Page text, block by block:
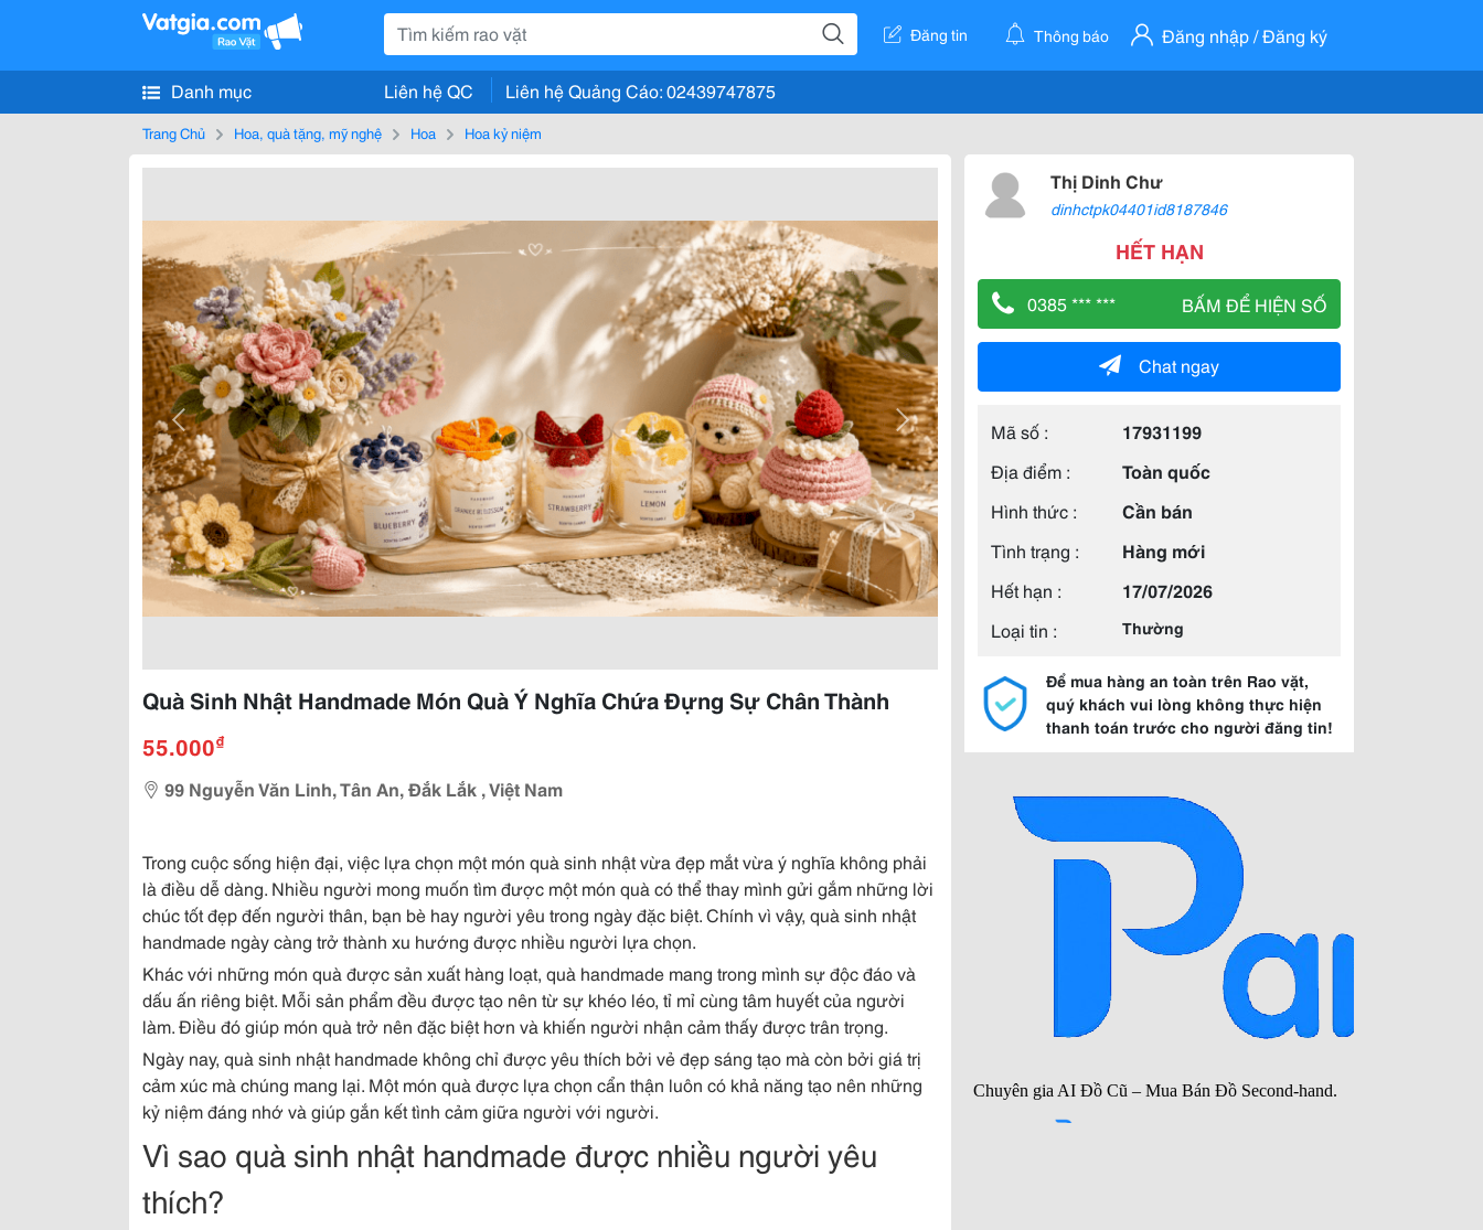
Đăng tin Thông báo Đăng nhập / Đăng ký
Danh mục Liên hệ QC Liên hệ Quảng Cáo: 02439747875
Trang Chủ Hoa, quà tặng, mỹ nghệ Hoa Hoa kỷ niệm
Quà Sinh Nhật Handmade Món Quà Ý Nghĩa Chứa Đựng Sự Chân Thành
55.000₫
99 Nguyễn Văn Linh, Tân An, Đắk Lắk , Việt Nam
Trong cuộc sống hiện đại, việc lựa chọn một món quà sinh nhật vừa đẹp mắt vừa ý nghĩa không phải
là điều dễ dàng. Nhiều người mong muốn tìm được một món quà có thể thay mình gửi gắm những lời
chúc tốt đẹp đến người thân, bạn bè hay người yêu trong ngày đặc biệt. Chính vì vậy, quà sinh nhật
handmade ngày càng trở thành xu hướng được nhiều người lựa chọn.
Khác với những món quà được sản xuất hàng loạt, quà handmade mang trong mình sự độc đáo và
dấu ấn riêng biệt. Mỗi sản phẩm đều được tạo nên từ sự khéo léo, tỉ mỉ cùng tâm huyết của người
làm. Điều đó giúp món quà trở nên đặc biệt hơn và khiến người nhận cảm thấy được trân trọng.
Ngày nay, quà sinh nhật handmade không chỉ được yêu thích bởi vẻ đẹp sáng tạo mà còn bởi giá trị
cảm xúc mà chúng mang lại. Một món quà được lựa chọn cẩn thận luôn có khả năng tạo nên những
kỷ niệm đáng nhớ và giúp gắn kết tình cảm giữa người với người.
Vì sao quà sinh nhật handmade được nhiều người yêu
thích?
Thị Dinh Chư
dinhctpk04401id8187846
HẾT HẠN
0385 *** *** BẤM ĐỂ HIỆN SỐ
Chat ngay
Mã số :
17931199
Địa điểm :
Toàn quốc
Hình thức :
Cần bán
Tình trạng :
Hàng mới
Hết hạn :
17/07/2026
Loại tin :
Thường
Để mua hàng an toàn trên Rao vặt,
quý khách vui lòng không thực hiện
thanh toán trước cho người đăng tin!